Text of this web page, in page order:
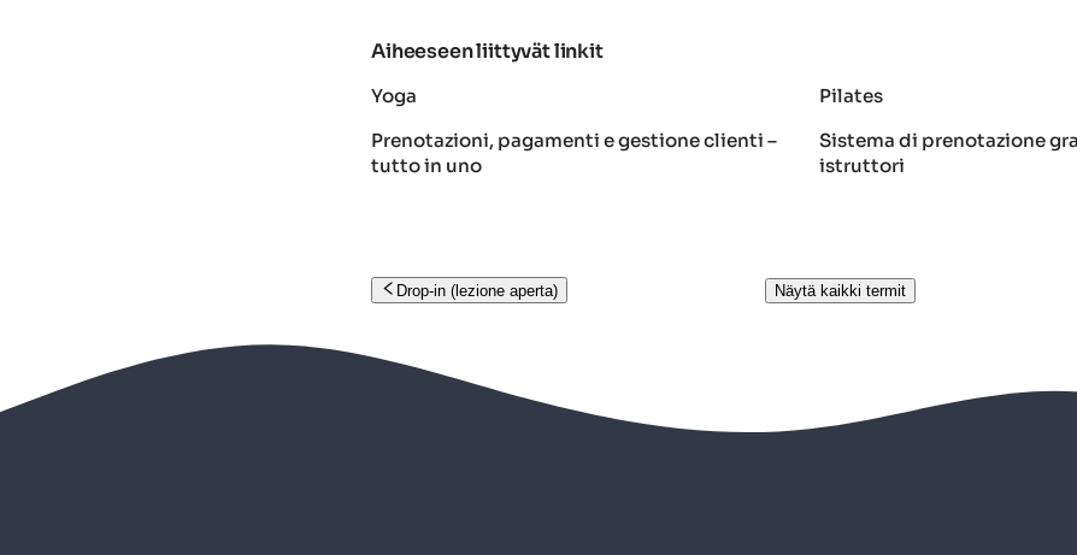
Aiheeseen liittyvät linkit
Yoga
Pilates
Prenotazioni, pagamenti e gestione clienti –
tutto in uno
Sistema di prenotazione
istruttori
Drop-in (lezione aperta) Näytä kaikki termit